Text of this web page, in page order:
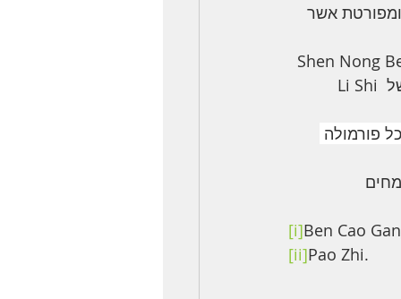
ומפורטת אשר
) מופיעים במטרייה מדייקה של Li Shi
פורמולה
[i]Ben Cao
[ii]Pao Zhi.